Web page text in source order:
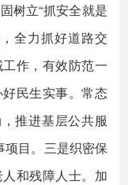
树立“抓安全就是
全力抓好道路交
作，有效防范一
民生实事。常态
推进基层公共服
项目。三是织密保
和残障人士。加